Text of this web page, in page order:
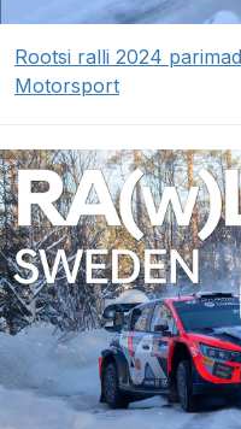
Rootsi ralli 2024
Motorsport